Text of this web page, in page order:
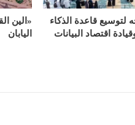
لتوسيع قاعدة الذكاء
اقتصاد البيانات
«الين
اليابان